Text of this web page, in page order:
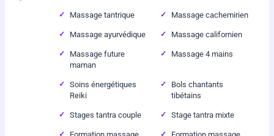
Massage tantrique Massage cachemirien
Massage ayurvédique Massage californien
Massage future
maman
Massage 4 mains
Soins énergétiques
Reiki
Bols chantants
tibétains
Stages tantra couple Stage tantra mixte